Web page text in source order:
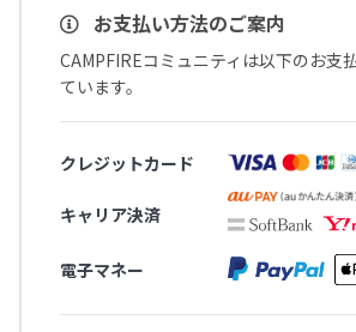
お支払い方法のご案内
CAMPFIREコミュニティは以下のお支
ています。
クレジットカード
キャリア決済
電子マネー